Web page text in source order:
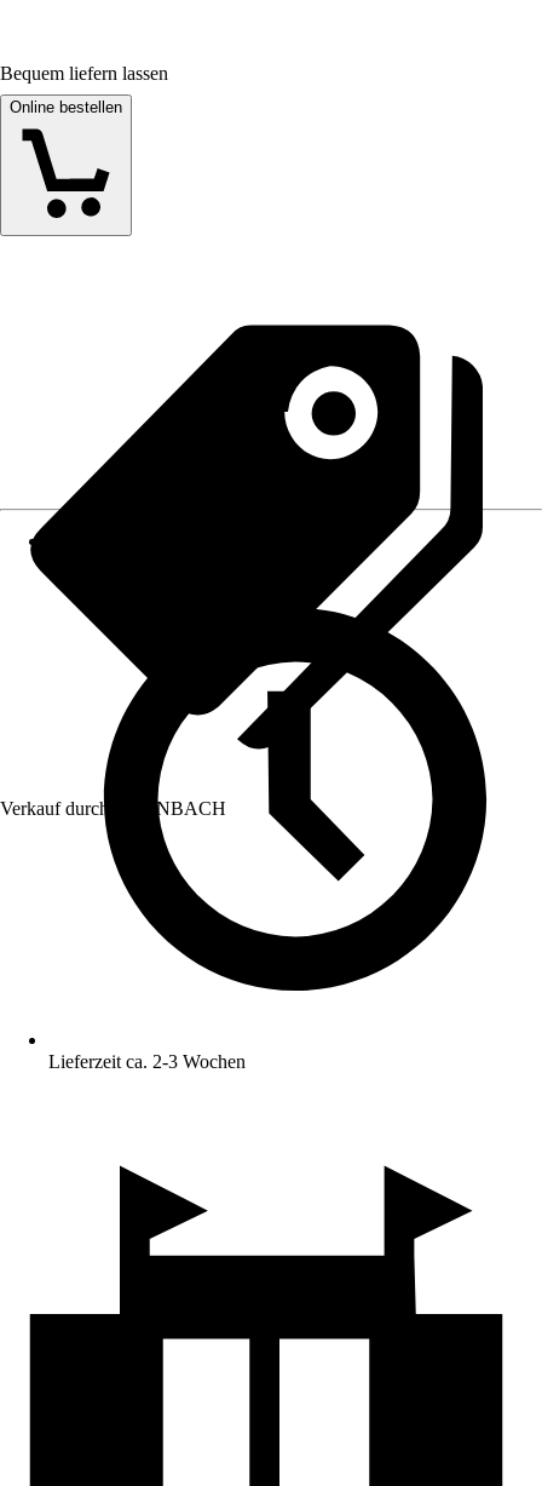
Bequem liefern lassen
Online bestellen
Verkauf durch: HORNBACH
Lieferzeit ca. 2-3 Wochen